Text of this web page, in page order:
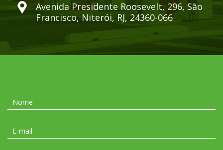
Avenida Presidente Roosevelt, 296, São
Francisco, Niterói, RJ, 24360-066